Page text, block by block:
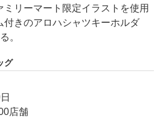
リーマート限定イラストを使用
付きのアロハシャツキーホルダ
。
グ
店舗